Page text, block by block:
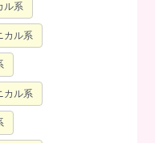
ル系
カル系
カル系